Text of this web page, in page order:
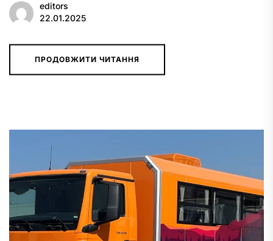
editors
22.01.2025
ПРОДОВЖИТИ ЧИТАННЯ